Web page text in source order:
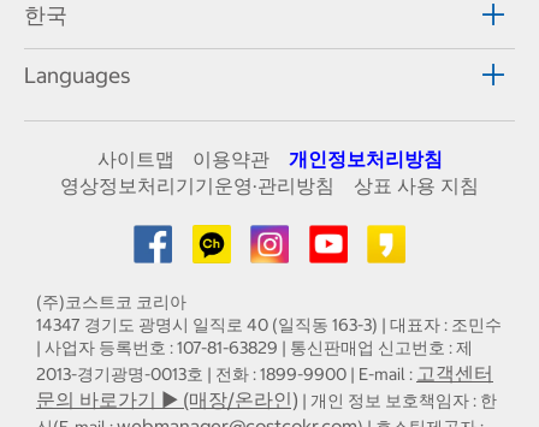
한국
Languages
사이트맵 이용약관
개인정보처리방침
영상정보처리기기운영·관리방침
상표 사용 지침
(주)코스트코 코리아
14347 경기도 광명시 일직로 40 (일직동 163-3) | 대표자 : 조민수
| 사업자 등록번호 : 107-81-63829 | 통신판매업 신고번호 : 제
2013-경기광명-0013호 | 전화 : 1899-9900 | E-mail : 고객센터
문의 바로가기 ▶ (매장/온라인) | 개인 정보 보호책임자 : 한